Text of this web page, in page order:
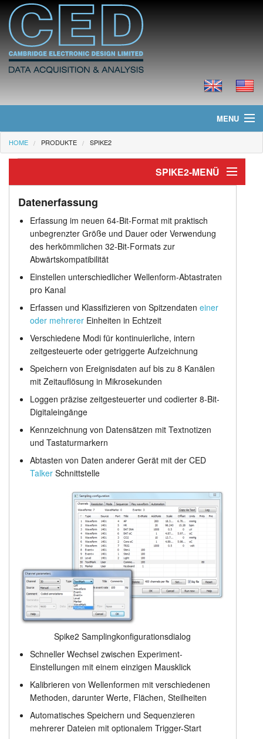
MENU
Home
Produkte
Preisliste
Downloads
Anleitung
Kundendienst
Händler
HOME PRODUKTE SPIKE2
SPIKE2-MENÜ
Merkmale und Funktionen
Erweiterte funktionen
Anzeige
Scriptsprache
Datenerfassung
Erfassung im neuen 64-Bit-Format mit praktisch
unbegrenzter Größe und Dauer oder Verwendung
des herkömmlichen 32-Bit-Formats zur
Abwärtskompatibilität
Einstellen unterschiedlicher Wellenform-Abtastraten
pro Kanal
Erfassen und Klassifizieren von Spitzendaten einer
oder mehrererEinheiten in Echtzeit
Verschiedene Modi für kontinuierliche, intern
zeitgesteuerte oder getriggerte Aufzeichnung
Speichern von Ereignisdaten auf bis zu 8 Kanälen
mit Zeitauflösung in Mikrosekunden
Loggen präzise zeitgesteuerter und codierter 8-Bit-
Digitaleingänge
Kennzeichnung von Datensätzen mit Textnotizen
und Tastaturmarkern
Abtasten von Daten anderer Gerät mit der CED
TalkerSchnittstelle
Spike2 Samplingkonfigurationsdialog
Schneller Wechsel zwischen Experiment-
Einstellungen mit einem einzigen Mausklick
Kalibrieren von Wellenformen mit verschiedenen
Methoden, darunter Werte, Flächen, Steilheiten
Automatisches Speichern und Sequenzieren
mehrerer Dateien mit optionalem Trigger-Start